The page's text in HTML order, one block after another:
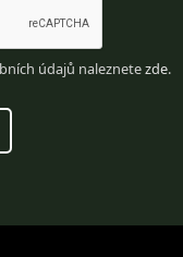
údajů naleznetezde.